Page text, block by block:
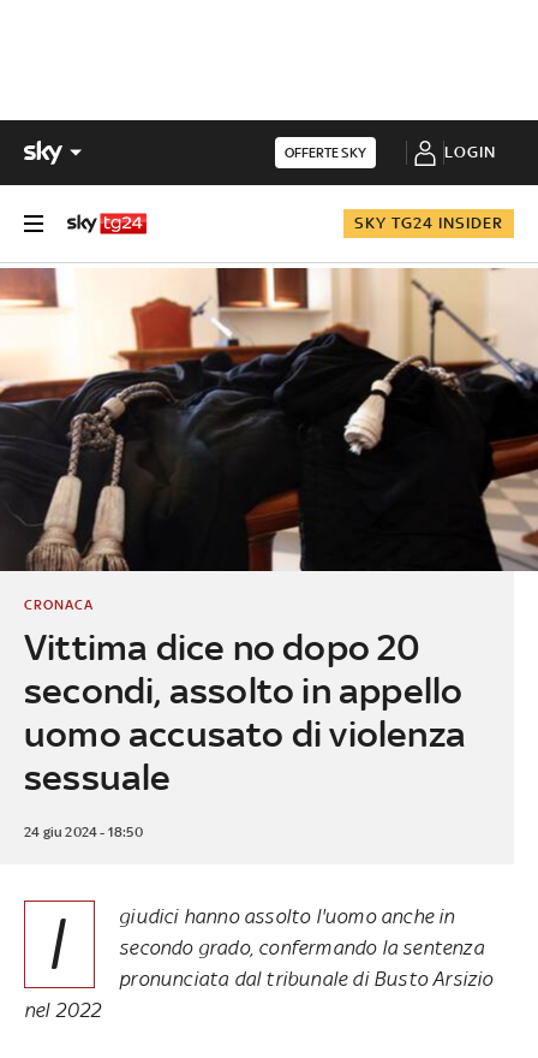
OFFERTE SKY LOGIN
SKY TG24 INSIDER
Vittima dice no dopo 20
secondi, assolto in appello
uomo accusato di violenza
sessuale
CRONACA
24 giu 2024 - 18:50
I
giudici hanno assolto l'uomo anche in
secondo grado, confermando la sentenza
pronunciata dal tribunale di Busto Arsizio
nel 2022